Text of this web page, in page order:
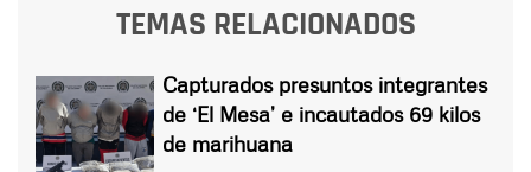
TEMAS RELACIONADOS
Capturados presuntos integrantes
de ‘El Mesa’ e incautados 69 kilos
de marihuana